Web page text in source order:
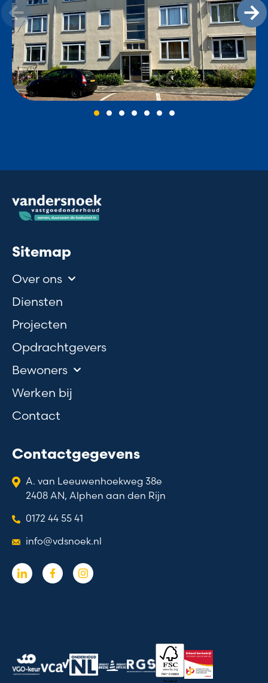
Sitemap
Over ons
Diensten
Projecten
Opdrachtgevers
Bewoners
Werken bij
Contact
Contactgegevens
A. van Leeuwenhoekweg 38e
2408 AN, Alphen aan den Rijn
0172 44 55 41
info@vdsnoek.nl